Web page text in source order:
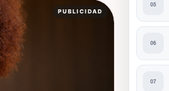
PUBLICIDAD